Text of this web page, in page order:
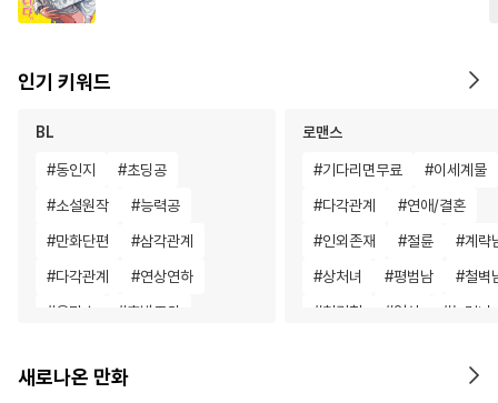
인기 키워드
BL
#동인지 #초딩공
#소설원작 #능력공
#만화단편 #삼각관계
#다각관계 #연상연하
#욕망수 #후방주의
#오메가버스
로맨스
#기다리면무료 #이세계물
#다각관계 #연애/결혼
#인외존재 #절륜 #계략
#상처녀 #평범남 #철벽
#첫경험 #일상 #능력녀
직진
새로나온 만화